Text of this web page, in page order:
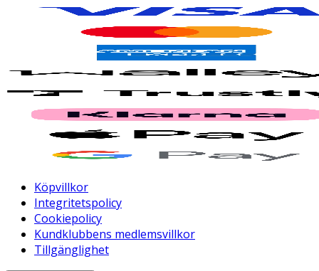
Köpvillkor
Integritetspolicy
Cookiepolicy
Kundklubbens medlemsvillkor
Tillgänglighet